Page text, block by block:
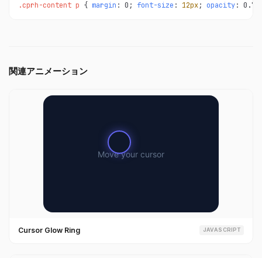
.cprh-content p { margin : 0; font-size : 12px; opacity:
関連アニメーション
Cursor Glow Ring JAVASCRIPT